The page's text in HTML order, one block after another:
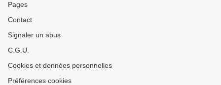
Pages
Contact
Signaler un abus
C.G.U.
Cookies et données personnelles
Préférences cookies